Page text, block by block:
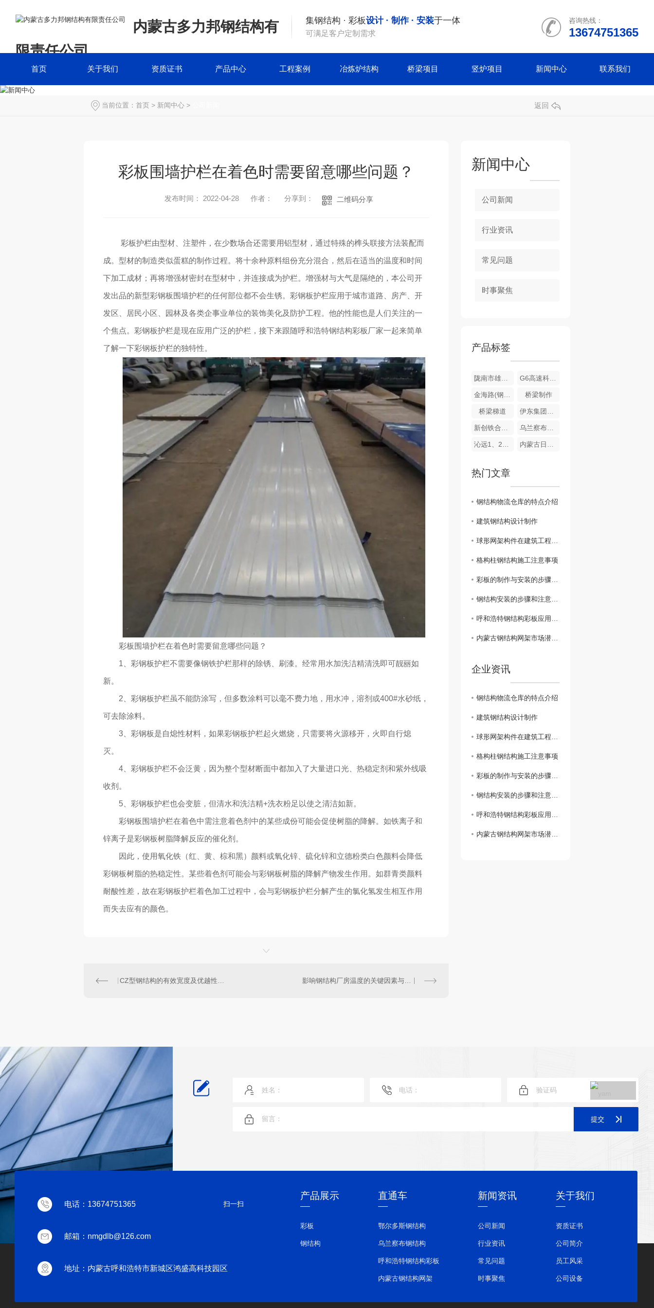
内蒙古多力邦钢结构有
限责任公司
集钢结构 · 彩板设计 · 制作 · 安装于一体
可满足客户定制需求
咨询热线：
13674751365
首页 关于我们 资质证书 产品中心 工程案例 冶炼炉结构 桥梁项目 竖炉项目 新闻中心 联系我们
当前位置： 首页 > 新闻中心 > 返回
彩板围墙护栏在着色时需要留意哪些问题？
发布时间： 2022-04-28 作者： 分享到： 二维码分享
彩板护栏由型材、注塑件，在少数场合还需要用铝型材，通过特殊的榫头联接方法装配而
成。型材的制造类似蛋糕的制作过程。将十余种原料组份充分混合，然后在适当的温度和时间
下加工成材；再将增强材密封在型材中，并连接成为护栏。增强材与大气是隔绝的，本公司开
发出品的新型彩钢板围墙护栏的任何部位都不会生锈。彩钢板护栏应用于城市道路、房产、开
发区、居民小区、园林及各类企事业单位的装饰美化及防护工程。他的性能也是人们关注的一
个焦点。彩钢板护栏是现在应用广泛的护栏，接下来跟随呼和浩特钢结构彩板厂家一起来简单
了解一下彩钢板护栏的独特性。
彩板围墙护栏在着色时需要留意哪些问题？
1、彩钢板护栏不需要像钢铁护栏那样的除锈、刷漆。经常用水加洗洁精清洗即可靓丽如
新。
2、彩钢板护栏虽不能防涂写，但多数涂料可以毫不费力地，用水冲，溶剂或400#水砂纸，
可去除涂料。
3、彩钢板是自熄性材料，如果彩钢板护栏起火燃烧，只需要将火源移开，火即自行熄
灭。
4、彩钢板护栏不会泛黄，因为整个型材断面中都加入了大量进口光、热稳定剂和紫外线吸
收剂。
5、彩钢板护栏也会变脏，但清水和洗洁精+洗衣粉足以使之清洁如新。
彩钢板围墙护栏在着色中需注意着色剂中的某些成份可能会促使树脂的降解。如铁离子和
锌离子是彩钢板树脂降解反应的催化剂。
因此，使用氧化铁（红、黄、棕和黑）颜料或氧化锌、硫化锌和立德粉类白色颜料会降低
彩钢板树脂的热稳定性。某些着色剂可能会与彩钢板树脂的降解产物发生作用。如群青类颜料
耐酸性差，故在彩钢板护栏着色加工过程中，会与彩钢板护栏分解产生的氯化氢发生相互作用
而失去应有的颜色。
CZ型钢结构的有效宽度及优越性能有哪些？ 影响钢结构厂房温度的关键因素与钢结构厂房降温的三种方法！
新闻中心
公司新闻
行业资讯
常见问题
时事聚焦
产品标签
陇南市雄伟万利新材料有限公司循环生态新材料项目 G6高速科尔沁互通立交钢箱梁桥项目
金海路(钢箱梁)改造提升项目 桥梁制作
桥梁梯道 伊东集团东兴化工电石炉框架
新创铁合金442000KVA电炉主厂房 乌兰察布旭峰特种合金有限公司矿热炉主厂房
沁远1、2#40000KVA电炉厂房工程 内蒙古日升智博冶金有限责任公司1X16500KVA硅铬矿热炉钢结构框架
热门文章
钢结构物流仓库的特点介绍
建筑钢结构设计制作
球形网架构件在建筑工程中的应用
格构柱钢结构施工注意事项
彩板的制作与安装的步骤及技术细节
钢结构安装的步骤和注意事项
呼和浩特钢结构彩板应用广泛，赋予建筑更多色彩与魅力
内蒙古钢结构网架市场潜力巨大，助推地区经济发展
企业资讯
钢结构物流仓库的特点介绍
建筑钢结构设计制作
球形网架构件在建筑工程中的应用
格构柱钢结构施工注意事项
彩板的制作与安装的步骤及技术细节
钢结构安装的步骤和注意事项
呼和浩特钢结构彩板应用广泛，赋予建筑更多色彩与魅力
内蒙古钢结构网架市场潜力巨大，助推地区经济发展
提交
电话：13674751365
邮箱：nmgdlb@126.com
地址：内蒙古呼和浩特市新城区鸿盛高科技园区
扫一扫
产品展示
彩板
钢结构
直通车
鄂尔多斯钢结构
乌兰察布钢结构
呼和浩特钢结构彩板
内蒙古钢结构网架
新闻资讯
公司新闻
行业资讯
常见问题
时事聚焦
关于我们
资质证书
公司简介
员工风采
公司设备